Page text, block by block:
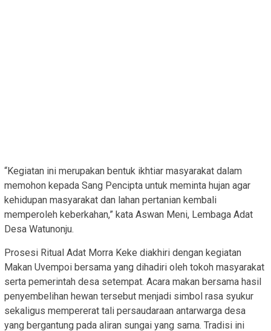
“Kegiatan ini merupakan bentuk ikhtiar masyarakat dalam
memohon kepada Sang Pencipta untuk meminta hujan agar
kehidupan masyarakat dan lahan pertanian kembali
memperoleh keberkahan,” kata Aswan Meni, Lembaga Adat
Desa Watunonju.
Prosesi Ritual Adat Morra Keke diakhiri dengan kegiatan
Makan Uvempoi bersama yang dihadiri oleh tokoh masyarakat
serta pemerintah desa setempat. Acara makan bersama hasil
penyembelihan hewan tersebut menjadi simbol rasa syukur
sekaligus mempererat tali persaudaraan antarwarga desa
yang bergantung pada aliran sungai yang sama. Tradisi ini